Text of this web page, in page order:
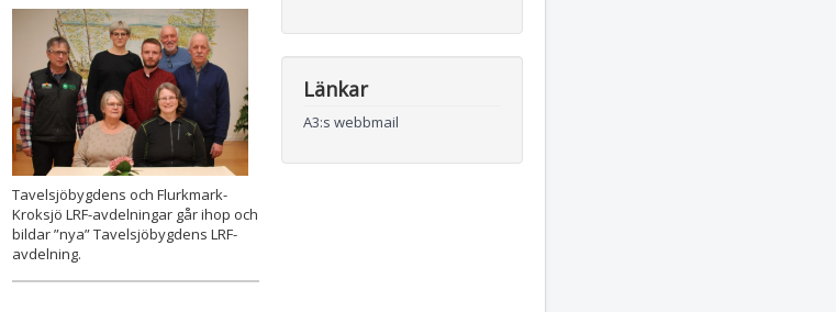
Tavelsjöbygdens och Flurkmark-
Kroksjö LRF-avdelningar går ihop och
bildar ”nya” Tavelsjöbygdens LRF-
avdelning.
Länkar
A3:s webbmail